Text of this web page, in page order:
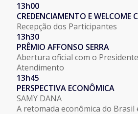
13h00
CREDENCIAMENTO E
Recepção dos Participantes
13h30
PRÊMIO AFFONSO SERRA
Abertura oficial com o
Atendimento
13h45
PERSPECTIVA ECONÔMICA
SAMY DANA
A retomada econômica do Brasil